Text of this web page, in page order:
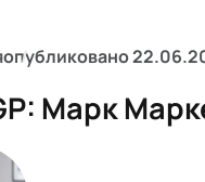
опубликовано
Марк